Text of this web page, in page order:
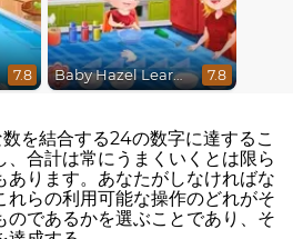
7.8 Baby Hazel Learns Colors 7.8
を結合する24の数字に達するこ
、合計は常にうまくいくとは限ら
あります。あなたがしなければな
れらの利用可能な操作のどれがそ
のであるかを選ぶことであり、そ